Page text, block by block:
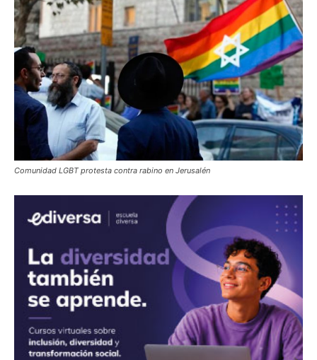
Comunidad LGBT protesta contra rabino en Jerusalén